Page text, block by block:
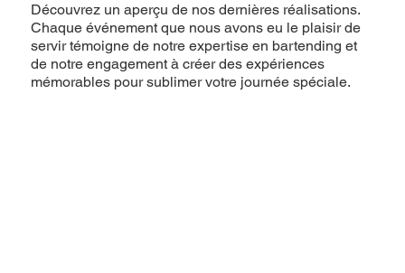
Découvrez un aperçu de nos dernières réalisations.
Chaque événement que nous avons eu le plaisir de
servir témoigne de notre expertise en bartending et
de notre engagement à créer des expériences
mémorables pour sublimer votre journée spéciale.